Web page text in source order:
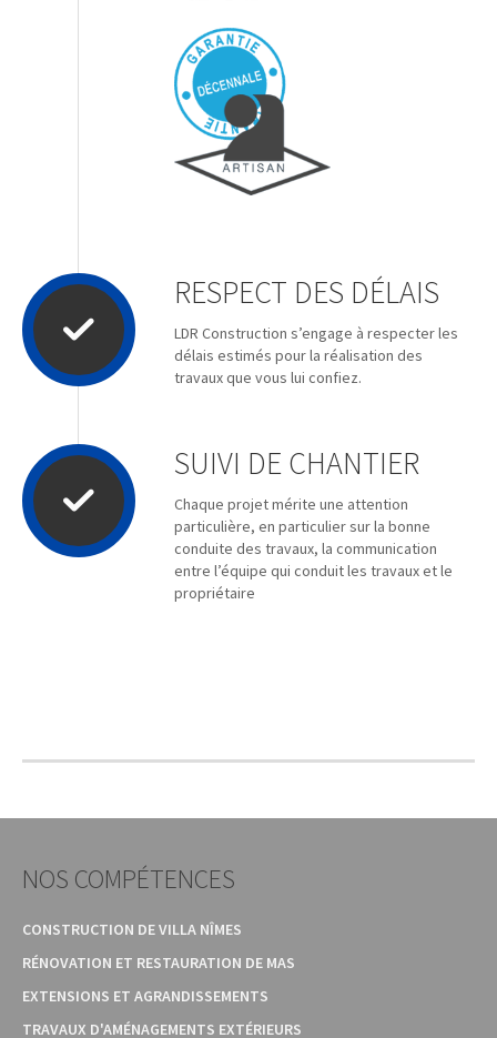
RESPECT DES DÉLAIS
LDR Construction s’engage à respecter les
délais estimés pour la réalisation des
travaux que vous lui confiez.
SUIVI DE CHANTIER
Chaque projet mérite une attention
particulière, en particulier sur la bonne
conduite des travaux, la communication
entre l’équipe qui conduit les travaux et le
propriétaire
NOS COMPÉTENCES
CONSTRUCTION DE VILLA NÎMES
RÉNOVATION ET RESTAURATION DE MAS
EXTENSIONS ET AGRANDISSEMENTS
TRAVAUX D'AMÉNAGEMENTS EXTÉRIEURS